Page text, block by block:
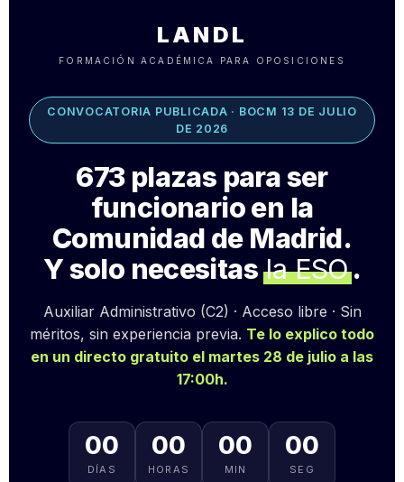
LANDL
FORMACIÓN ACADÉMICA PARA OPOSICIONES
CONVOCATORIA PUBLICADA · BOCM 13 DE JULIO
DE 2026
673 plazas para ser
funcionario en la
Comunidad de Madrid.
Y solo necesitasla ESO.
Auxiliar Administrativo (C2) · Acceso libre · Sin
méritos, sin experiencia previa. Te lo explico todo
en un directo gratuito el martes 28 de julio a las
17:00h.
00
DÍAS
00
HORAS
00
MIN
00
SEG